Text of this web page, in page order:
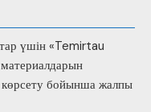
үшін «Temirtau
көрсету бойынша жалпы